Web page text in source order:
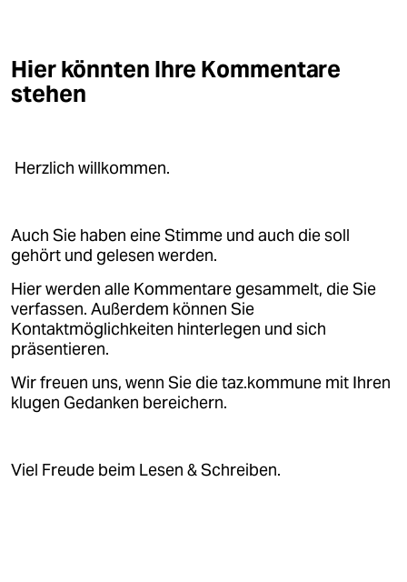
Hier könnten Ihre Kommentare
stehen
Herzlich willkommen.
Auch Sie haben eine Stimme und auch die soll
gehört und gelesen werden.
Hier werden alle Kommentare gesammelt, die Sie
verfassen. Außerdem können Sie
Kontaktmöglichkeiten hinterlegen und sich
präsentieren.
Wir freuen uns, wenn Sie die taz.kommune mit Ihren
klugen Gedanken bereichern.
Viel Freude beim Lesen & Schreiben.